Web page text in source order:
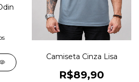
Camiseta Cinza Lisa
R$89,90